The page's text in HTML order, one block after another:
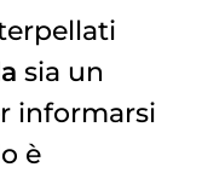
sia un
informarsi
è